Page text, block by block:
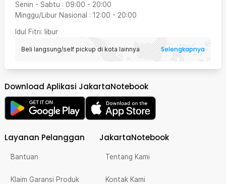
Senin - Sabtu : 09:00 - 20:00
Minggu/Libur Nasional : 12:00 - 20:00
Idul Fitri: libur
Beli langsung/self pickup di kota lainnya Selengkapnya
Download Aplikasi JakartaNotebook
Layanan Pelanggan
Bantuan
Klaim Garansi Produk
JakartaNotebook
Tentang Kami
Kontak Kami